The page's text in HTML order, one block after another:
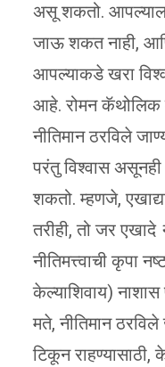
असू शकतो. आपल्याला
जाऊ शकत नाही,
आपल्याकडे खरा
आहे. रोमन कॅथोलिक
नीतिमान ठरविले
परंतु विश्वास
शकतो. म्हणजे,
तरीही, तो जर एखादे
नीतिमत्त्वाची कृपा
केल्याशिवाय) नाशास
मते, नीतिमान
टिकून